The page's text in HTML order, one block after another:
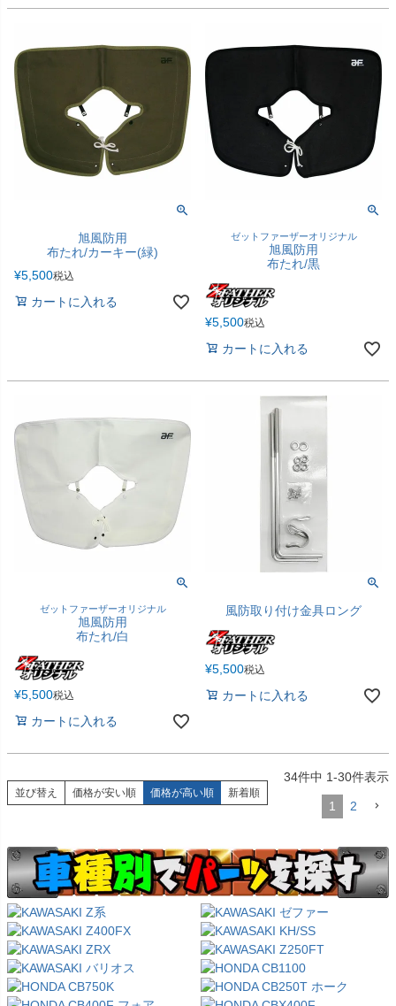
旭風防用
布たれ/カーキー(緑)
¥5,500税込
カートに入れる
ゼットファーザーオリジナル
旭風防用
布たれ/黒
¥5,500税込
カートに入れる
ゼットファーザーオリジナル
旭風防用
布たれ/白
¥5,500税込
カートに入れる
風防取り付け金具ロング
¥5,500税込
カートに入れる
並び替え 価格が安い順 価格が高い順 新着順
34件中 1-30件表示
1 2